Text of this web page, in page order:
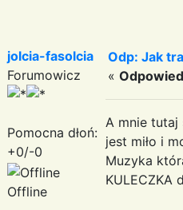
jolcia-fasolcia
Forumowicz
Pomocna dłoń:
+0/-0
Offline
Odp: Jak
«
A mnie tutaj
jest miło i
Muzyka
KULECZKA